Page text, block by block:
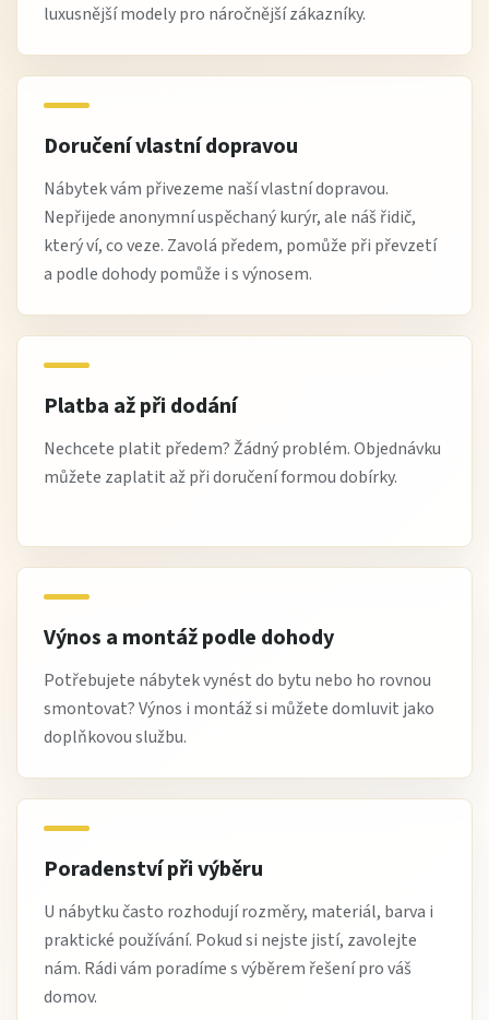
luxusnější modely pro náročnější zákazníky.
Doručení vlastní dopravou
Nábytek vám přivezeme naší vlastní dopravou.
Nepřijede anonymní uspěchaný kurýr, ale náš řidič,
který ví, co veze. Zavolá předem, pomůže při převzetí
a podle dohody pomůže i s výnosem.
Platba až při dodání
Nechcete platit předem? Žádný problém. Objednávku
můžete zaplatit až při doručení formou dobírky.
Výnos a montáž podle dohody
Potřebujete nábytek vynést do bytu nebo ho rovnou
smontovat? Výnos i montáž si můžete domluvit jako
doplňkovou službu.
Poradenství při výběru
U nábytku často rozhodují rozměry, materiál, barva i
praktické používání. Pokud si nejste jistí, zavolejte
nám. Rádi vám poradíme s výběrem řešení pro váš
domov.